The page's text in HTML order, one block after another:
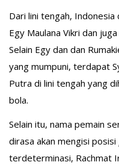
Dari lini tengah,
Egy Maulana Vikri dan
Selain Egy dan dan
yang mumpuni, terdapat
Putra di lini tengah yang
bola.
Selain itu, nama pemain
dirasa akan mengisi posisi
terdeterminasi, Rachmat